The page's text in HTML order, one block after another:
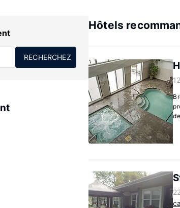
RECHERCHEZ
Hôtels